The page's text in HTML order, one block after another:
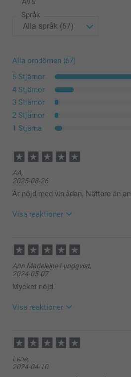
AV5
Språk
Alla omdömen (67)
5 Stjärnor
4 Stjärnor
3 Stjärnor
2 Stjärnor
1 Stjärna
AA,
2025-08-26
Är nöjd med vinlådan. Nättare än
Visa reaktioner
10:49
Hej AA,
Stort tack för dina ⭐️⭐️⭐️⭐️⭐️
är nöjd med trälådan för
Vi önskar dig en fin dag!
Varma hälsningar,
Kirsi @smartphoto
Ann Madeleine Lundqvist,
2024-05-07
Mycket nöjd.
Visa reaktioner
10:34
Hej Ann Madeleine,
är nöjd med din trälåda till
Lene,
2024-04-10